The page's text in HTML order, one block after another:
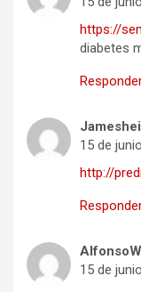
https://
diabetes
15 de
http://
15 de